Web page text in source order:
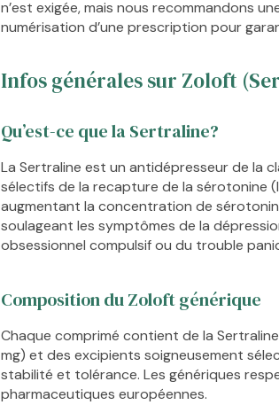
n’est exigée, mais nous recommandons
numérisation d’une prescription pour
Infos générales sur Zoloft
Qu’est-ce que la Sertraline?
La Sertraline est un antidépresseur de la
sélectifs de la recapture de la sérotonine
augmentant la concentration de
soulageant les symptômes de la
obsessionnel compulsif ou du trouble
Composition du Zoloft générique
Chaque comprimé contient de la
mg) et des excipients soigneusement
stabilité et tolérance. Les génériques
pharmaceutiques européennes.